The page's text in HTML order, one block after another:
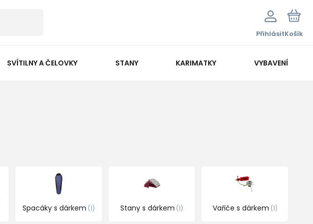
PřihlásitKošík
SVÍTILNY A ČELOVKY STANY KARIMATKY VYBAVENÍ
Spacáky s dárkem 1 Stany s dárkem 1 Vařiče s dárkem 1